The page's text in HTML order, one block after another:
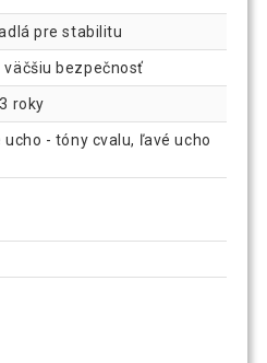
pre stabilitu
bezpečnosť
roky
- tóny cvalu, ľavé ucho